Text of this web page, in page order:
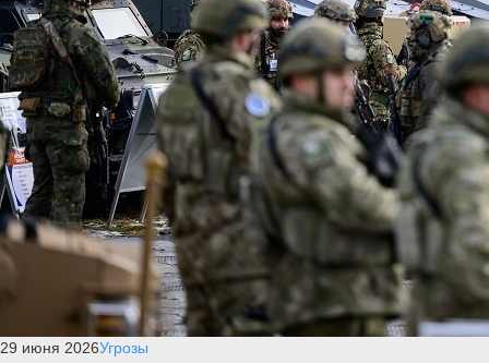
29 июня 2026Угрозы